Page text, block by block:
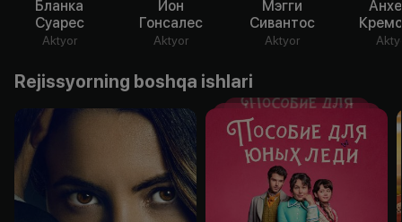
Бланка
Суарес
Aktyor
Йон
Гонсалес
Aktyor
Мэгги
Сивантос
Aktyor
Rejissyorning boshqa ishlari